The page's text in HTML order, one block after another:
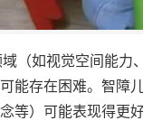
（如视觉空间能力
能存在困难。智障
等）可能表现得更好